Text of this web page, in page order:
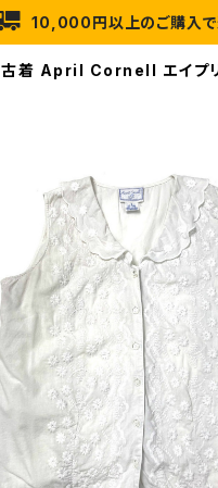
10,000円以上のご購入
古着 April Cornell エイプ